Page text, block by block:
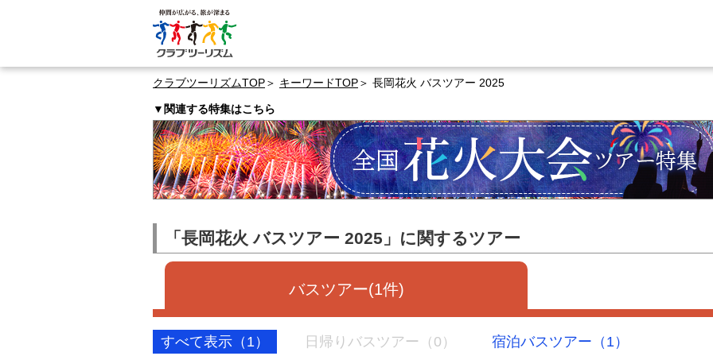
クラブツーリズムTOP キーワードTOP 長岡花火 バスツアー 2025
▼関連する特集はこちら
「長岡花火 バスツアー 2025」に関するツアー
バスツアー(1件)
すべて表示（1） 日帰りバスツアー（0） 宿泊バスツアー（1）